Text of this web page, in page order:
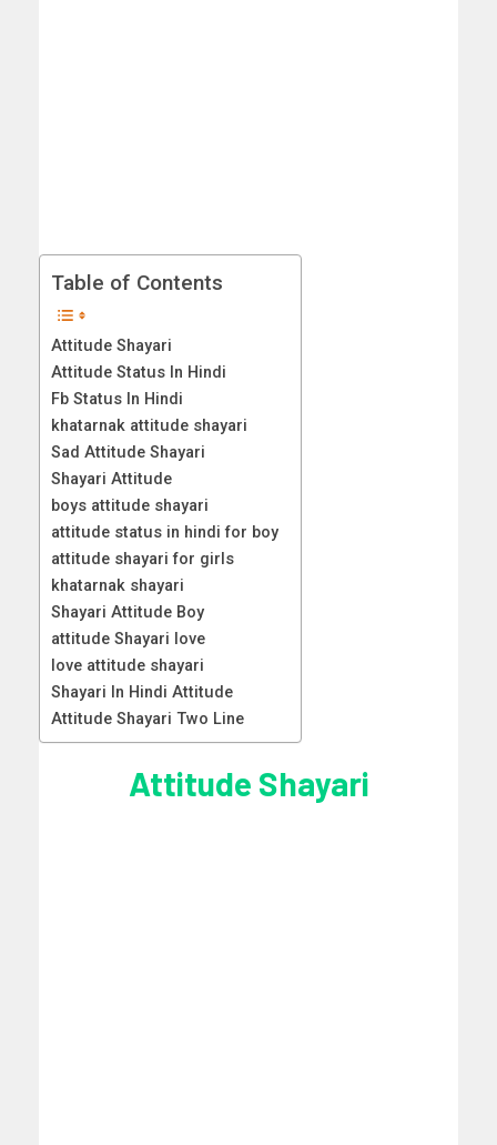
Table of Contents
Attitude Shayari
Attitude Status In Hindi
Fb Status In Hindi
khatarnak attitude shayari
Sad Attitude Shayari
Shayari Attitude
boys attitude shayari
attitude status in hindi for boy
attitude shayari for girls
khatarnak shayari
Shayari Attitude Boy
attitude Shayari love
love attitude shayari
Shayari In Hindi Attitude
Attitude Shayari Two Line
Attitude Shayari